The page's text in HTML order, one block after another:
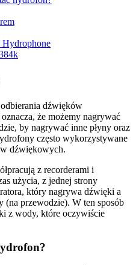
dźwięków
że możemy nagrywać
by nagrywać inne płyny oraz
często wykorzystywane
dźwiękowych.
z recorderami i
użycia, z jednej strony
który nagrywa dźwięki a
(na przewodzie). W ten sposób
z wody, które oczywiście